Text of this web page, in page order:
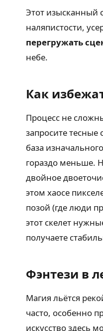
Этот изысканный
наляпистости,
перегружать
небе.
Как
Процесс не
запросите
база
гораздо меньше.
двойное
этом хаосе
позой (где люди
этот скелет
получаете
Фэнтези в
Магия льётся
часто, особенно
искусство здесь